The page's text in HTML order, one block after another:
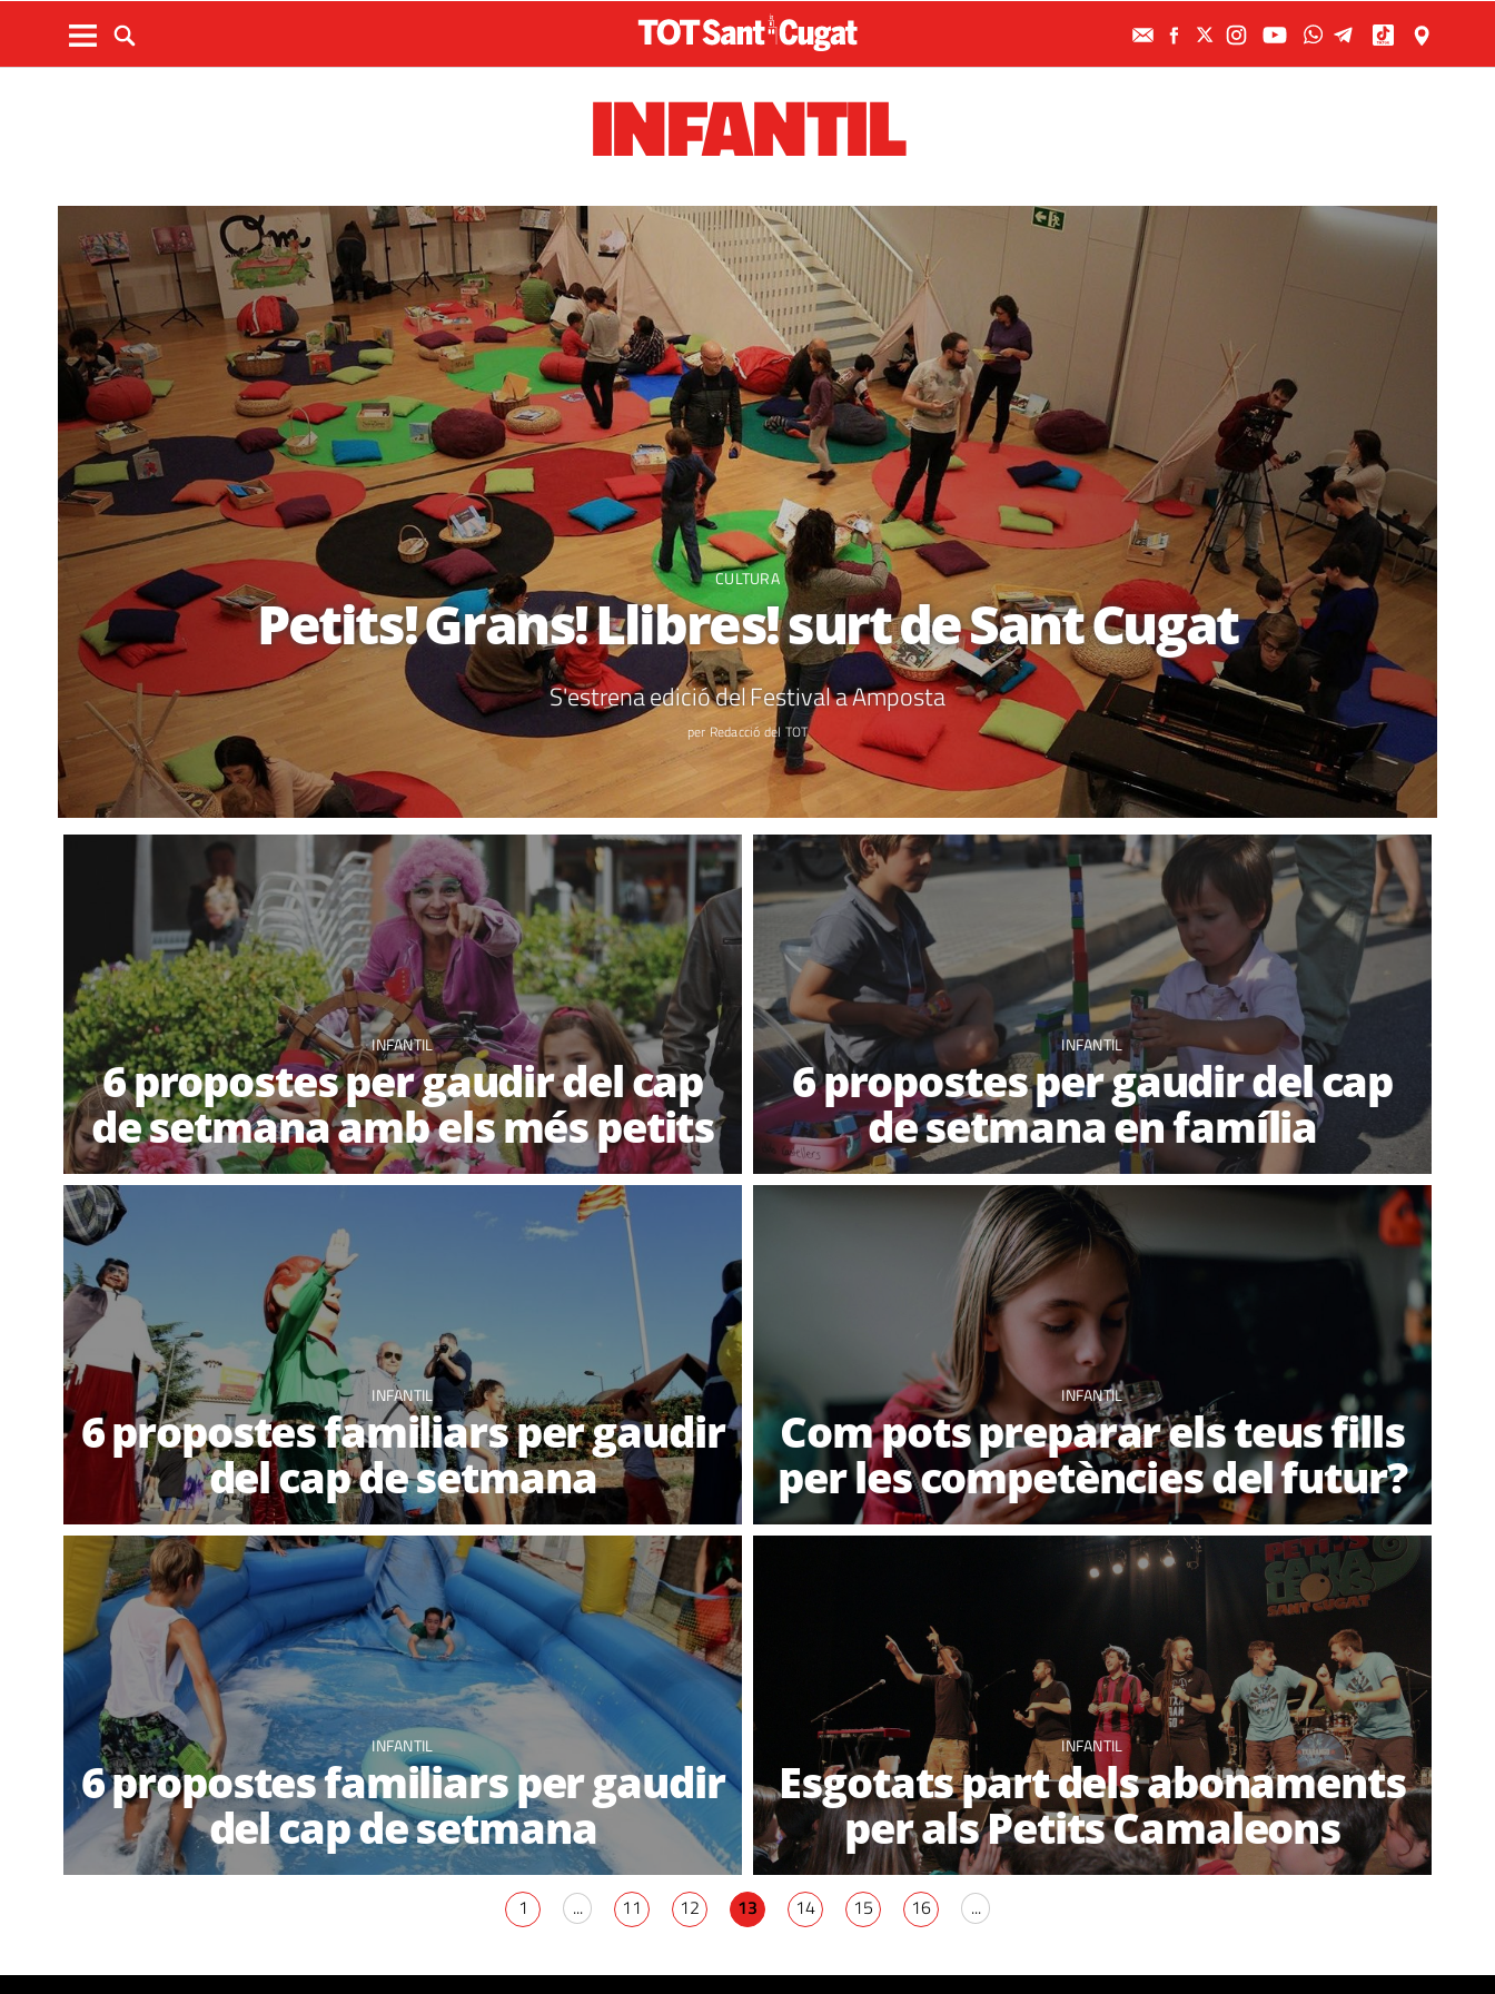
INFANTIL
CULTURA
Petits! Grans! Llibres! surt de Sant Cugat
S'estrena edició del Festival a Amposta
per Redacció del TOT
INFANTIL
6 propostes per gaudir del cap
de setmana amb els més petits
INFANTIL
6 propostes per gaudir del cap
de setmana en família
INFANTIL
6 propostes familiars per gaudir
del cap de setmana
INFANTIL
Com pots preparar els teus fills
per les competències del futur?
INFANTIL
6 propostes familiars per gaudir
del cap de setmana
INFANTIL
Esgotats part dels abonaments
per als Petits Camaleons
1 ... 11 12 13 14 15 16 ...